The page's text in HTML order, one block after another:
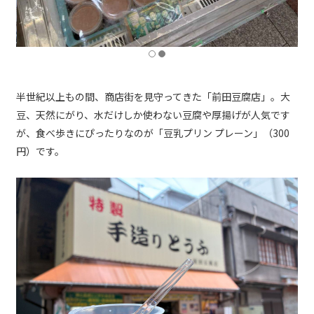
半世紀以上もの間、商店街を見守ってきた「前田豆腐店」。大
豆、天然にがり、水だけしか使わない豆腐や厚揚げが人気です
が、食べ歩きにぴったりなのが「豆乳プリン プレーン」（300
円）です。